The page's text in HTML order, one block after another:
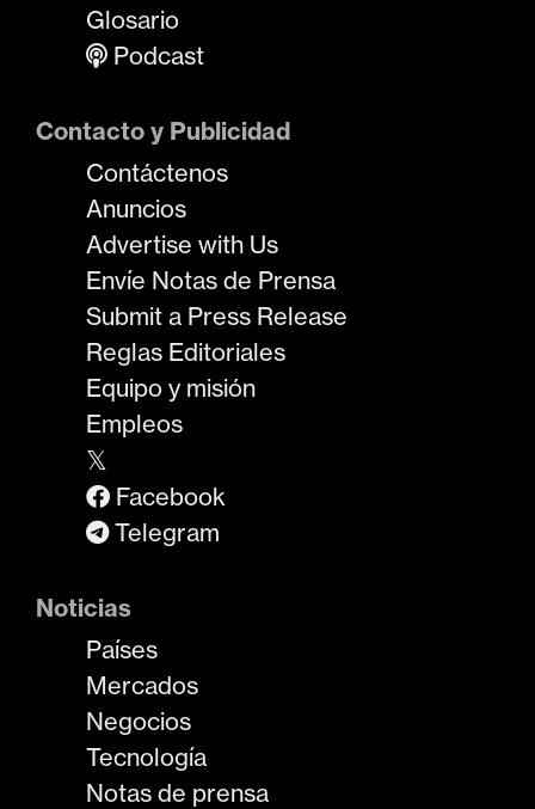
Glosario
Podcast
Contacto y Publicidad
Contáctenos
Anuncios
Advertise with Us
Envíe Notas de Prensa
Submit a Press Release
Reglas Editoriales
Equipo y misión
Empleos
𝕏
Facebook
Telegram
Noticias
Países
Mercados
Negocios
Tecnología
Notas de prensa